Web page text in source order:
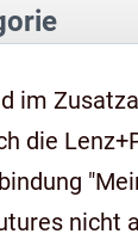
im
die